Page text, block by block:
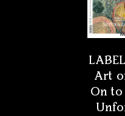
Art
On